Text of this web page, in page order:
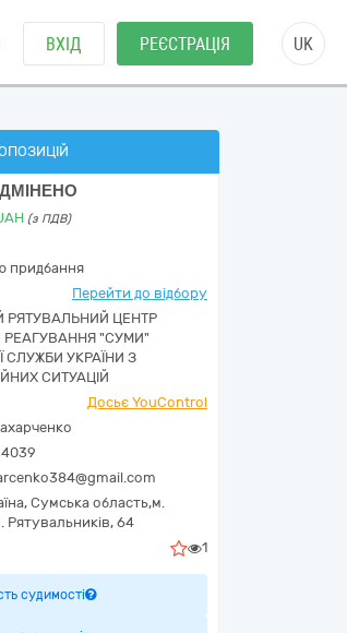
ВХІД РЕЄСТРАЦІЯ UK
(з ПДВ)
придбання
Перейти до відбору
РЯТУВАЛЬНИЙ ЦЕНТР
"СУМИ"
СЛУЖБИ УКРАЇНИ З
СИТУАЦІЙ
Досьє YouControl
, Сумська область,м.
Рятувальників, 64
1
судимості